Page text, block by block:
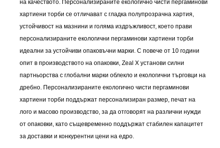
на качеството. Персонализираните екологично чисти пергаминови
хартиени торби се отличават с гладка полупрозрачна хартия,
устойчивост на мазнини и голяма издръжливост, което прави
персонализираните екологични пергаминови хартиени торби
идеални за устойчиви опаковъчни марки. С повече от 10 години
опит в производството на опаковки, Zeal X установи силни
партньорства с глобални марки облекло и екологични търговци на
дребно. Персонализираните екологично чисти пергаминови
хартиени торби поддържат персонализиран размер, печат на
лого и масово производство, за да отговорят на различни нужди
от опаковки, като същевременно поддържат стабилен капацитет
за доставки и конкурентни цени на едро.